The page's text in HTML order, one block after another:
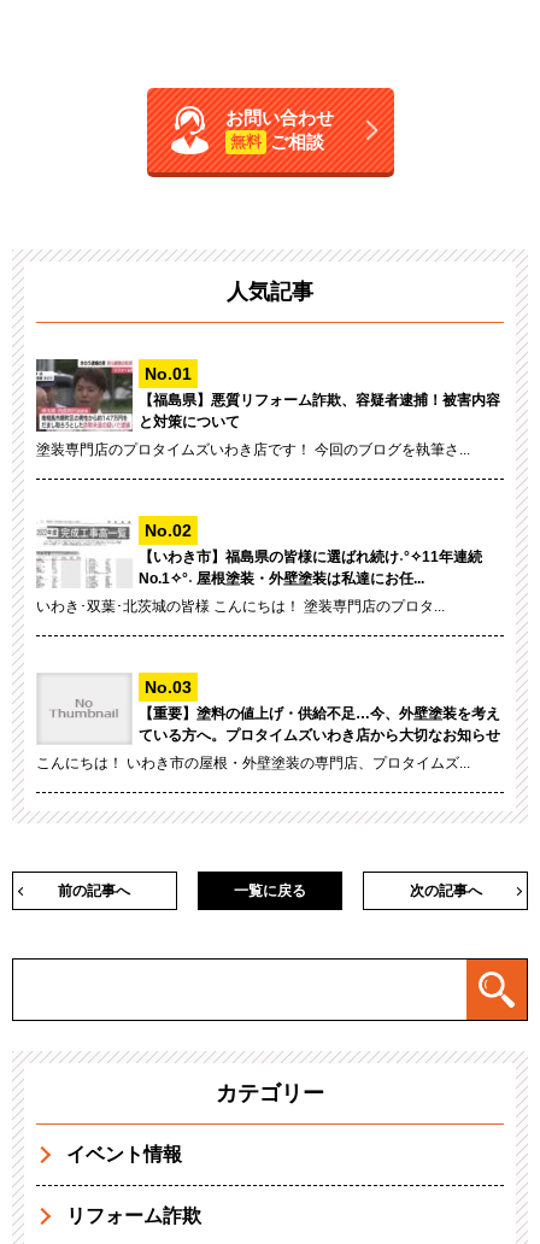
お問い合わせ
無料 ご相談
人気記事
【福島県】悪質リフォーム詐欺、容疑者逮捕！被害内容
と対策について
塗装専門店のプロタイムズいわき店です！ 今回のブログを執筆さ...
【いわき市】福島県の皆様に選ばれ続け˖°✧11年連続
No.1✧°˖ 屋根塗装・外壁塗装は私達にお任...
いわき･双葉･北茨城の皆様 こんにちは！ 塗装専門店のプロタ...
【重要】塗料の値上げ・供給不足…今、外壁塗装を考え
ている方へ。プロタイムズいわき店から大切なお知らせ
こんにちは！ いわき市の屋根・外壁塗装の専門店、プロタイムズ...
前の記事へ 次の記事へ
一覧に戻る
カテゴリー
イベント情報
リフォーム詐欺